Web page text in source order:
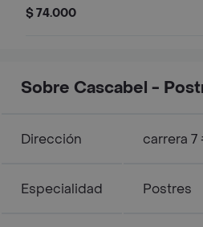
rosé, tinto y blanco). imagen de
$ 74.000
Sobre Cascabel -
Dirección carrera
Especialidad Postres